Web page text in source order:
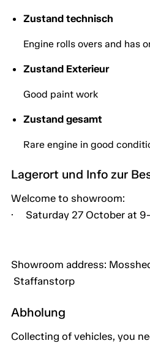
Zustand technisch
Engine rolls overs and has
Zustand Exterieur
Good paint work
Zustand gesamt
Rare engine in good
Lagerort und Info zur
Welcome to showroom:
· Saturday 27 October at 9-
Showroom address:
Staffanstorp
Abholung
Collecting of vehicles, you